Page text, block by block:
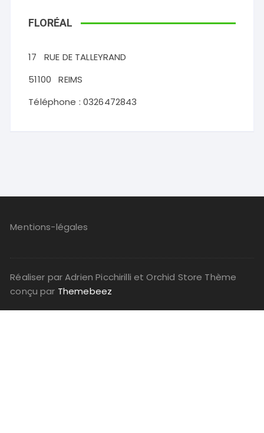
FLORÉAL
17
RUE DE TALLEYRAND
51100
REIMS
Téléphone :0326472843
Mentions-légales
Réaliser par Adrien Picchirilli et Orchid Store Thème
conçu par Themebeez